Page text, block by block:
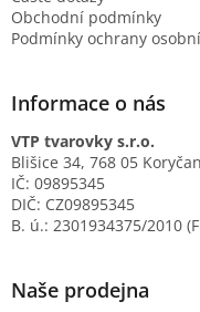
Obchodní podmínky
Podmínky ochrany
Informace o nás
VTP tvarovky s.r.o.
Blišice 34, 768 05
IČ: 09895345
DIČ: CZ09895345
B. ú.: 2301934375/2010
Naše prodejna